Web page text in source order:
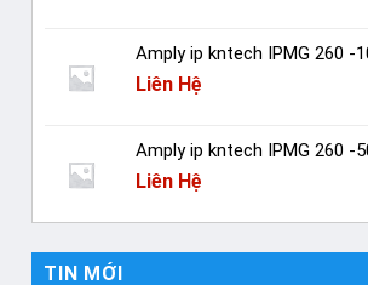
Amply ip kntech IPMG 260 -
Liên Hệ
Amply ip kntech IPMG 260 -
Liên Hệ
TIN MỚI